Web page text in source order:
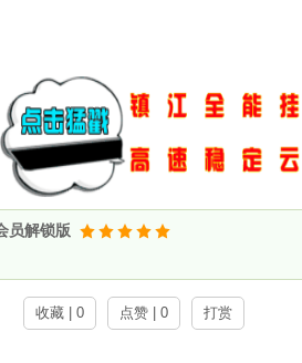
员解锁版
收藏 | 0 点赞 | 0 打赏